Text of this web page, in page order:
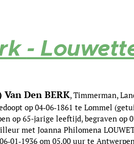
-
Van Den BERK, Timmerman,
op 04‑06‑1861 te Lommel
op 65-jarige leeftijd, begraven op
met Joanna Philomena
om 05.00 uur te